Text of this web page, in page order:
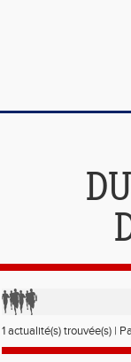
1 actualité(s) trouvée(s) |